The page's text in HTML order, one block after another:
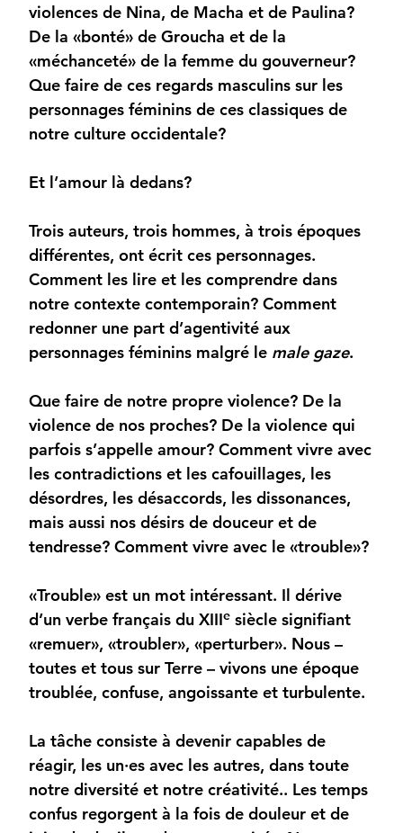
violences de Nina, de Macha et de Paulina?
De la «bonté» de Groucha et de la
«méchanceté» de la femme du gouverneur?
Que faire de ces regards masculins sur les
personnages féminins de ces classiques de
notre culture occidentale?
Et l’amour là dedans?
Trois auteurs, trois hommes, à trois époques
différentes, ont écrit ces personnages.
Comment les lire et les comprendre dans
notre contexte contemporain? Comment
redonner une part d’agentivité aux
personnages féminins malgré le male gaze.
Que faire de notre propre violence? De la
violence de nos proches? De la violence qui
parfois s’appelle amour? Comment vivre avec
les contradictions et les cafouillages, les
désordres, les désaccords, les dissonances,
mais aussi nos désirs de douceur et de
tendresse? Comment vivre avec le «trouble»?
«Trouble» est un mot intéressant. Il dérive
d’un verbe français du XIIIe siècle signifiant
«remuer», «troubler», «perturber». Nous –
toutes et tous sur Terre – vivons une époque
troublée, confuse, angoissante et turbulente.
La tâche consiste à devenir capables de
réagir, les un·es avec les autres, dans toute
notre diversité et notre créativité.. Les temps
confus regorgent à la fois de douleur et de